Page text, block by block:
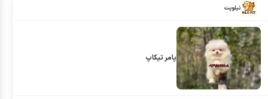
نیلوپت
پامر تیکاپ